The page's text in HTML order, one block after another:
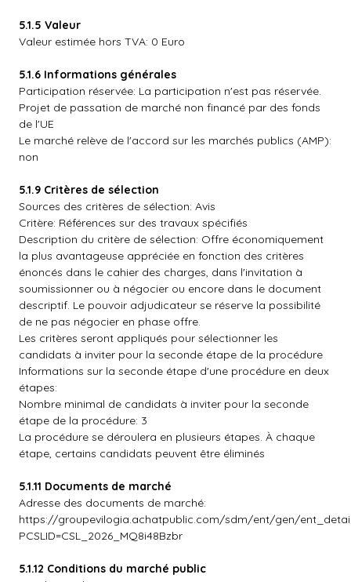
5.1.5 Valeur
Valeur estimée hors TVA: 0 Euro
5.1.6 Informations générales
Participation réservée: La participation n'est pas réservée.
Projet de passation de marché non financé par des fonds
de l'UE
Le marché relève de l'accord sur les marchés publics (AMP):
non
5.1.9 Critères de sélection
Sources des critères de sélection: Avis
Critère: Références sur des travaux spécifiés
Description du critère de sélection: Offre économiquement
la plus avantageuse appréciée en fonction des critères
énoncés dans le cahier des charges, dans l'invitation à
soumissionner ou à négocier ou encore dans le document
descriptif. Le pouvoir adjudicateur se réserve la possibilité
de ne pas négocier en phase offre.
Les critères seront appliqués pour sélectionner les
candidats à inviter pour la seconde étape de la procédure
Informations sur la seconde étape d'une procédure en deux
étapes:
Nombre minimal de candidats à inviter pour la seconde
étape de la procédure: 3
La procédure se déroulera en plusieurs étapes. À chaque
étape, certains candidats peuvent être éliminés
5.1.11 Documents de marché
Adresse des documents de marché:
https://groupevilogia.achatpublic.com/sdm/ent/gen/
PCSLID=CSL_2026_MQ8i48Bzbr
5.1.12 Conditions du marché public